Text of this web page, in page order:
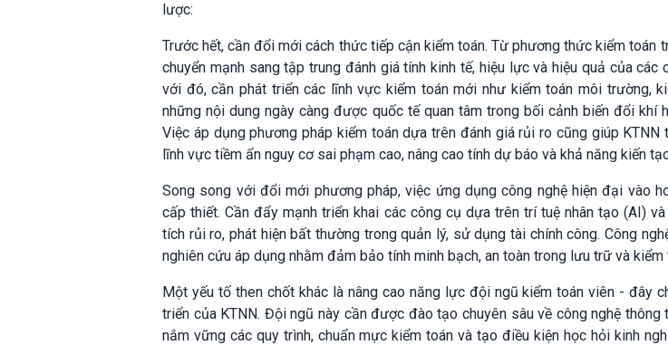
lược:
Trước hết, cần đổi mới cách thức tiếp cận kiểm toán. Từ phương thức kiểm toán
chuyển mạnh sang tập trung đánh giá tính kinh tế, hiệu lực và hiệu quả của các
với đó, cần phát triển các lĩnh vực kiểm toán mới như kiểm toán môi trường,
những nội dung ngày càng được quốc tế quan tâm trong bối cảnh biến đổi khí
Việc áp dụng phương pháp kiểm toán dựa trên đánh giá rủi ro cũng giúp
lĩnh vực tiềm ẩn nguy cơ sai phạm cao, nâng cao tính dự báo và khả năng kiến
Song song với đổi mới phương pháp, việc ứng dụng công nghệ hiện đại vào
cấp thiết. Cần đẩy mạnh triển khai các công cụ dựa trên trí tuệ nhân tạo (AI)
tích rủi ro, phát hiện bất thường trong quản lý, sử dụng tài chính công. Công
nghiên cứu áp dụng nhằm đảm bảo tính minh bạch, an toàn trong lưu trữ và kiểm
Một yếu tố then chốt khác là nâng cao năng lực đội ngũ kiểm toán viên - đây
triển của KTNN. Đội ngũ này cần được đào tạo chuyên sâu về công nghệ
nắm vững các quy trình, chuẩn mực kiểm toán và tạo điều kiện học hỏi kinh